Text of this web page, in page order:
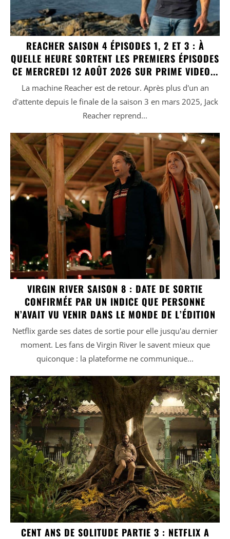
REACHER SAISON 4 ÉPISODES 1, 2 ET 3 : À
QUELLE HEURE SORTENT LES PREMIERS ÉPISODES
CE MERCREDI 12 AOÛT 2026 SUR PRIME VIDEO...
La machine Reacher est de retour. Après plus d'un an
d'attente depuis le finale de la saison 3 en mars 2025, Jack
Reacher reprend...
VIRGIN RIVER SAISON 8 : DATE DE SORTIE
CONFIRMÉE PAR UN INDICE QUE PERSONNE
N’AVAIT VU VENIR DANS LE MONDE DE L’ÉDITION
Netflix garde ses dates de sortie pour elle jusqu'au dernier
moment. Les fans de Virgin River le savent mieux que
quiconque : la plateforme ne communique...
CENT ANS DE SOLITUDE PARTIE 3 : NETFLIX A